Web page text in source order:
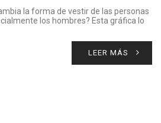
la forma de vestir de las personas
los hombres? Esta gráfica lo
LEER MÁS